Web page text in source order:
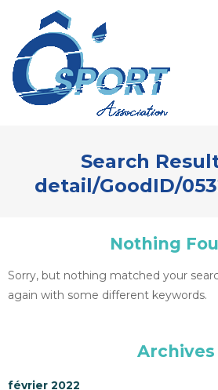
Search
detail/GoodID/
Nothing
Sorry, but nothing matched your
again with some different keywords.
Archives
février 2022